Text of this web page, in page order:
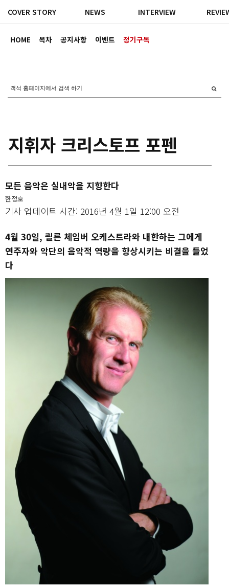
HOME 목차 공지사항 이벤트 정기구독
COVER STORY NEWS INTERVIEW
지휘자 크리스토프 포펜
모든 음악은 실내악을 지향한다
한정호
기사 업데이트 시간: 2016년 4월 1일 12:00 오전
4월 30일, 쾰른 체임버 오케스트라와 내한하는 그에게
연주자와 악단의 음악적 역량을 향상시키는 비결을 들었
다